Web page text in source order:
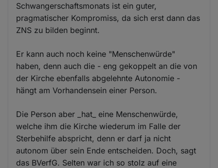
Schwangerschaftsmonats ist ein guter,
pragmatischer Kompromiss, da sich erst dann das
ZNS zu bilden beginnt.
Er kann auch noch keine "Menschenwürde"
haben, denn auch die - eng gekoppelt an die von
der Kirche ebenfalls abgelehnte Autonomie -
hängt am Vorhandensein einer Person.
Die Person aber _hat_ eine Menschenwürde,
welche ihm die Kirche wiederum im Falle der
Sterbehilfe abspricht, denn er darf ja nicht
autonom über sein Ende entscheiden. Doch, sagt
das BVerfG. Selten war ich so stolz auf eine